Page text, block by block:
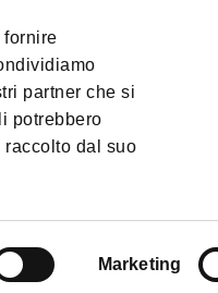
partner che si
potrebbero
raccolto dal suo
Marketing
Condizioni di Vendita
©2026 All rights reserved.
40124 - Bologna | P.I. e C.F.
Telefono
+39 051 6583111
PEC: